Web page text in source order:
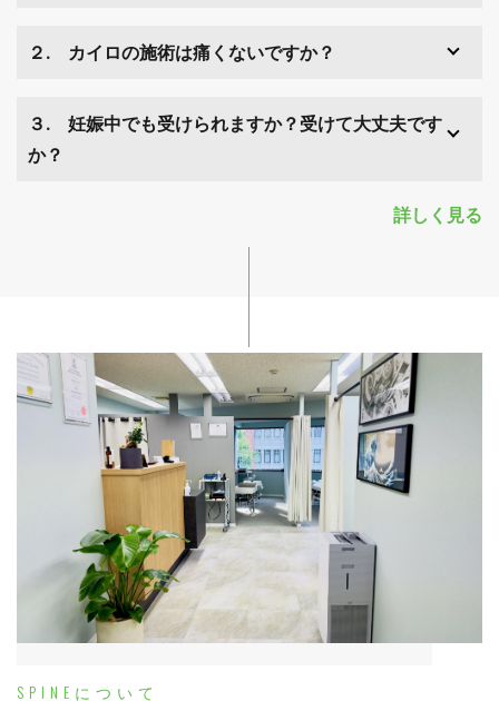
２. カイロの施術は痛くないですか？
３. 妊娠中でも受けられますか？受けて大丈夫です
か？
詳しく見る
SPINEについて